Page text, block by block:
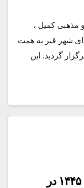
مذهبی کمیل ،
در گلزار شهدای شهر قیر به همت
گردید. این
عزاداری شب نهم محرم الحرام ۱۴۴۵ در